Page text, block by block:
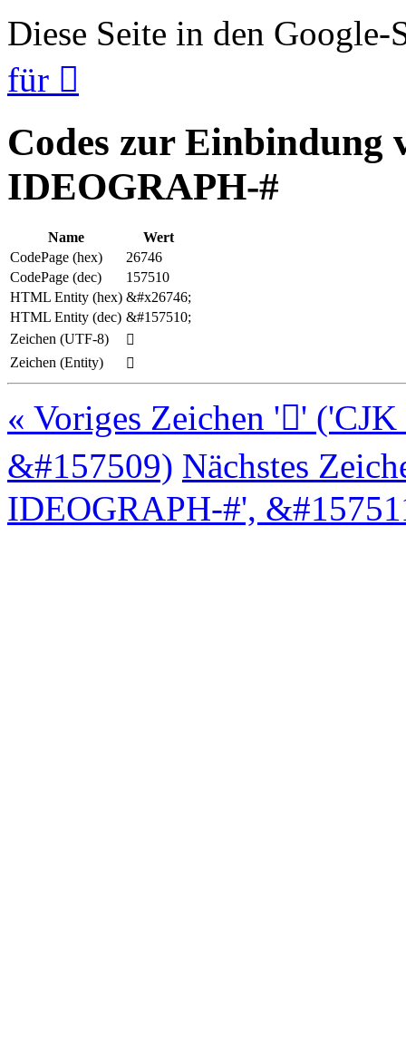
Diese Seite in den Google-
für 𦝆
Codes zur
IDEOGRAPH-#
Name
Wert
CodePage (hex)
26746
CodePage (dec)
157510
HTML Entity (hex) &#x26746;
HTML Entity (dec) &#157510;
Zeichen (UTF-8)
𦝆
Zeichen (Entity)
𦝆
« Voriges Zeichen '𦝅'
&#157509) Nächstes
IDEOGRAPH-#',